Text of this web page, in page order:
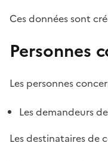
Ces données sont
Personnes
Les personnes
Les demandeurs
Les destinataires de